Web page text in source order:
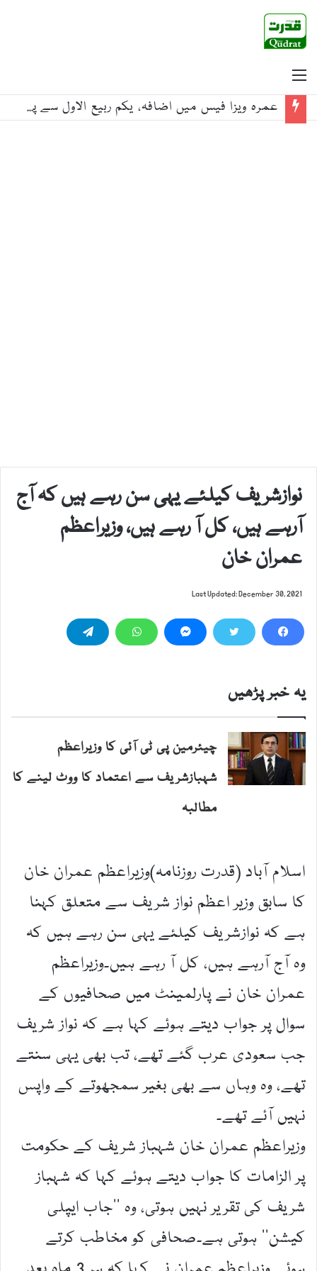
جائیکا کے صدر کی احسن اقبال سے ملاقات، ترقیاتی تعاون کو مزید وسعت دینے پر اتفاق
نوازشریف کیلئے یہی سن رہے ہیں کہ آج
آرہے ہیں، کل آ رہے ہیں، وزیراعظم
عمران خان
Last Updated: December 30, 2021
یہ خبر پڑھیں
چیئرمین پی ٹی آئی کا وزیراعظم
شہبازشریف سے اعتماد کا ووٹ لینے کا
مطالبہ
اسلام آباد (قدرت روزنامہ)وزیراعظم عمران خان
کا سابق وزیر اعظم نواز شریف سے متعلق کہنا
ہے کہ نوازشریف کیلئے یہی سن رہے ہیں کہ
وہ آج آرہے ہیں، کل آ رہے ہیں۔وزیراعظم
عمران خان نے پارلمینٹ میں صحافیوں کے
سوال پر جواب دیتے ہوئے کہا ہے کہ نواز شریف
جب سعودی عرب گئے تھے، تب بھی یہی سنتے
تھے، وہ وہاں سے بھی بغیر سمجھوتے کے واپس
نہیں آئے تھے۔
وزیراعظم عمران خان شہباز شریف کے حکومت
پر الزامات کا جواب دیتے ہوئے کہا کہ شہباز
شریف کی تقریر نہیں ہوتی، وہ ’’جاب ایپلی
کیشن‘‘ ہوتی ہے۔صحافی کو مخاطب کرتے